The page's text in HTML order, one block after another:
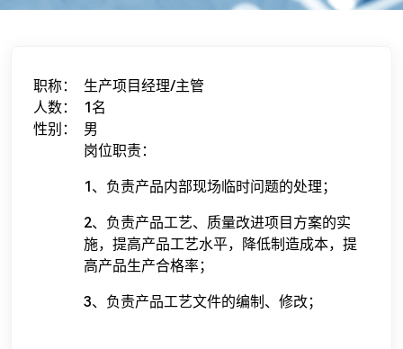
职称：
生产项目经理/主管
人数：
1名
性别：
男
岗位职责：
1、负责产品内部现场临时问题的处理；
2、负责产品工艺、质量改进项目方案的实
施，提高产品工艺水平，降低制造成本，提
高产品生产合格率；
3、负责产品工艺文件的编制、修改；